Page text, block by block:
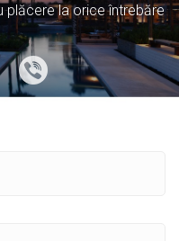
plăcere la orice întrebăre